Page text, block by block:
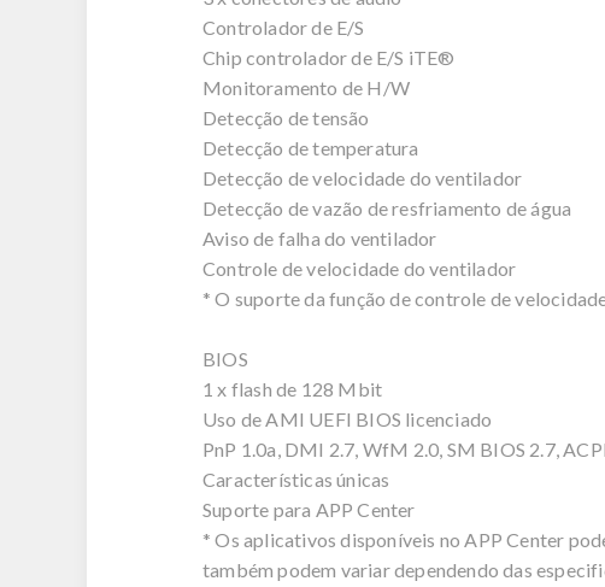
Controlador de E/S
Chip controlador de E/S iTE®
Monitoramento de H/W
Detecção de tensão
Detecção de temperatura
Detecção de velocidade do ventilador
Detecção de vazão de resfriamento de água
Aviso de falha do ventilador
Controle de velocidade do ventilador
* O suporte da função de controle de
BIOS
1 x flash de 128 Mbit
Uso de AMI UEFI BIOS licenciado
PnP 1.0a, DMI 2.7, WfM 2.0, SM BIOS 2.7,
Características únicas
Suporte para APP Center
* Os aplicativos disponíveis no APP Center
também podem variar dependendo das